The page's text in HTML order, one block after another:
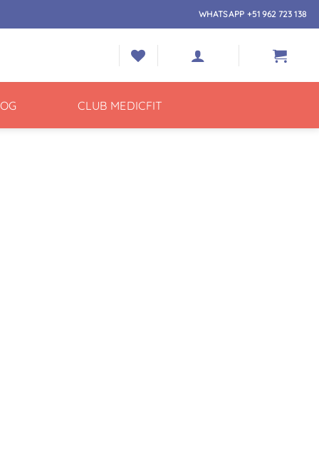
WHATSAPP +51 962 723 138
CLUB MEDICFIT